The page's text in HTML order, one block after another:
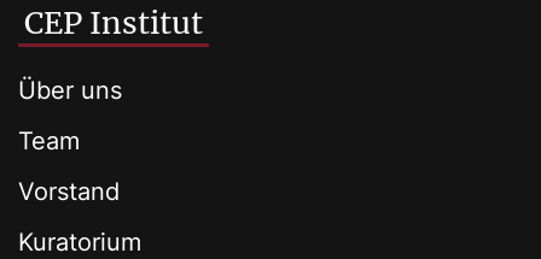
CEP Institut
Über uns
Team
Vorstand
Kuratorium